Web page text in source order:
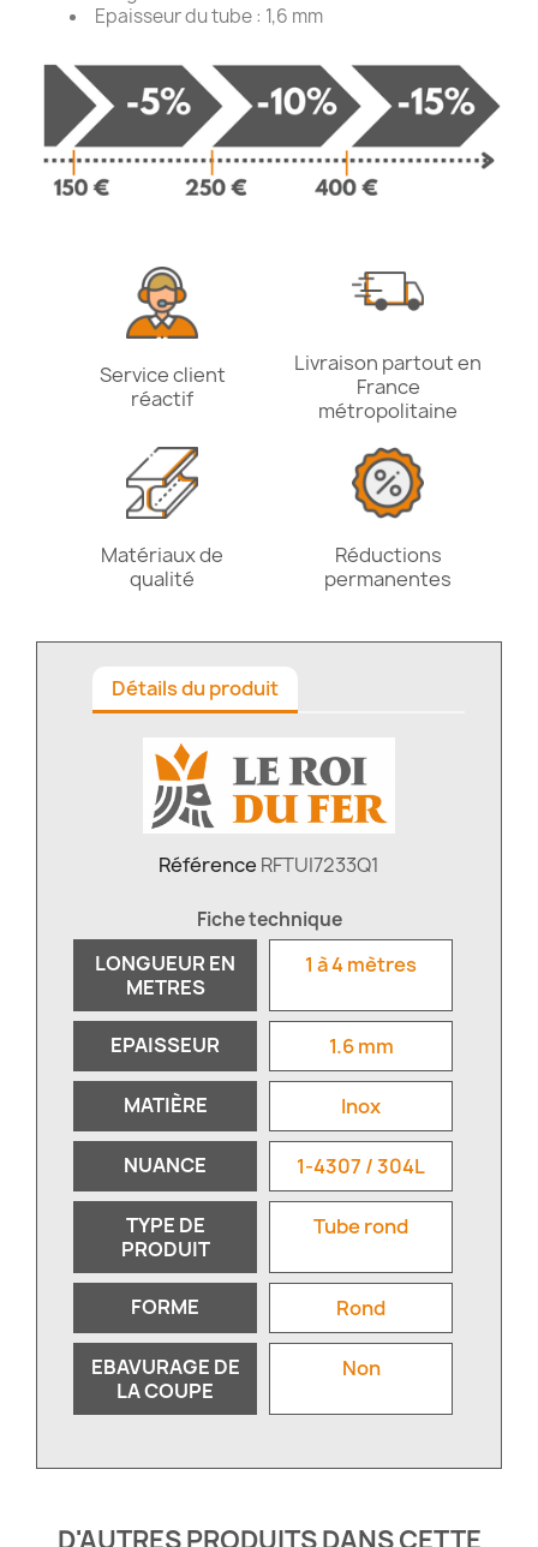
Epaisseur du tube : 1,6 mm
Service client
réactif
Livraison partout en
France
métropolitaine
Matériaux de
qualité
Réductions
permanentes
Détails du produit
Référence RFTUI7233Q1
Fiche technique
LONGUEUR EN
METRES
1 à 4 mètres
EPAISSEUR 1.6 mm
MATIÈRE Inox
NUANCE 1-4307 / 304L
TYPE DE
PRODUIT
Tube rond
FORME Rond
EBAVURAGE DE
LA COUPE
Non
D'AUTRES PRODUITS DANS CETTE